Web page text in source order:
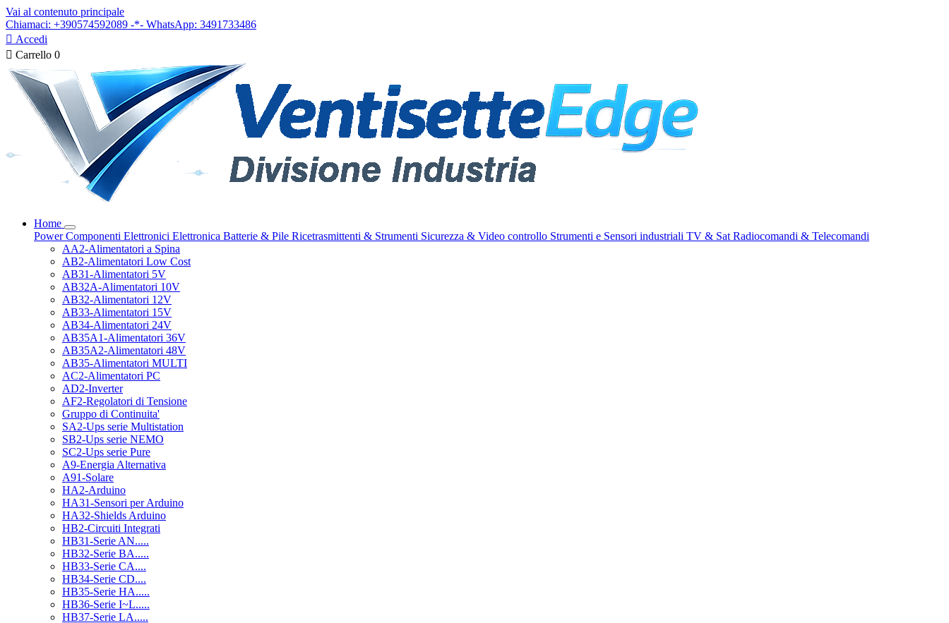
Vai al contenuto principale
Chiamaci: +390574592089 -*- WhatsApp: 3491733486
 Accedi
 Carrello 0
Home
PowerComponenti Elettronici Elettronica Batterie & Pile Ricetrasmittenti & Strumenti Sicurezza & Video controllo Strumenti e Sensori industriali TV & Sat Radiocomandi & Telecomandi
AA2-Alimentatori a Spina
AB2-Alimentatori Low Cost
AB31-Alimentatori 5V
AB32A-Alimentatori 10V
AB32-Alimentatori 12V
AB33-Alimentatori 15V
AB34-Alimentatori 24V
AB35A1-Alimentatori 36V
AB35A2-Alimentatori 48V
AB35-Alimentatori MULTI
AC2-Alimentatori PC
AD2-Inverter
AF2-Regolatori di Tensione
Gruppo di Continuita'
SA2-Ups serie Multistation
SB2-Ups serie NEMO
SC2-Ups serie Pure
A9-Energia Alternativa
A91-Solare
HA2-Arduino
HA31-Sensori per Arduino
HA32-Shields Arduino
HB2-Circuiti Integrati
HB31-Serie AN.....
HB32-Serie BA.....
HB33-Serie CA....
HB34-Serie CD....
HB35-Serie HA.....
HB36-Serie I~L.....
HB37-Serie LA.....